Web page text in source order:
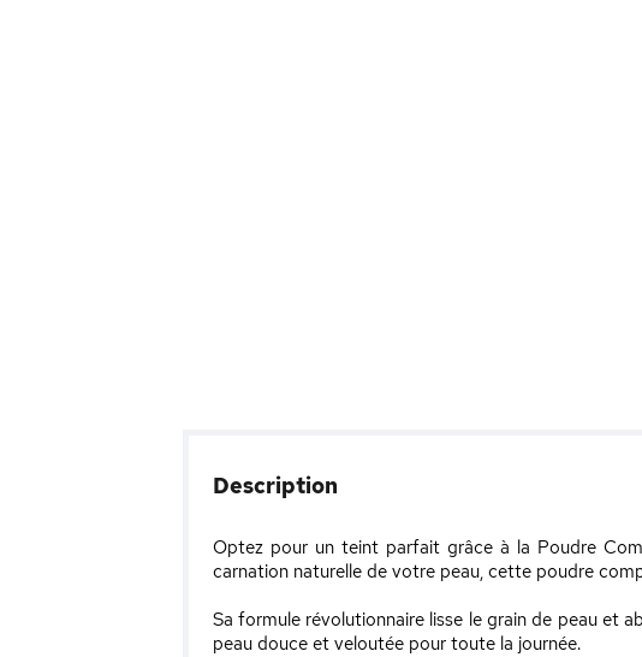
Description
Optez pour un teint parfait grâce à la Poudre
carnation naturelle de votre peau, cette poudre
Sa formule révolutionnaire lisse le grain de peau et
peau douce et veloutée pour toute la journée.